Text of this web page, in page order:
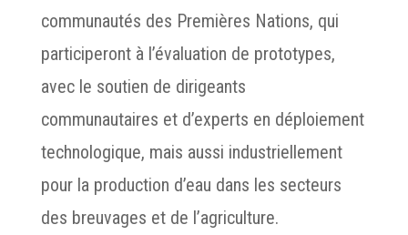
communautés des Premières Nations, qui
participeront à l’évaluation de prototypes,
avec le soutien de dirigeants
communautaires et d’experts en déploiement
technologique, mais aussi industriellement
pour la production d’eau dans les secteurs
des breuvages et de l’agriculture.